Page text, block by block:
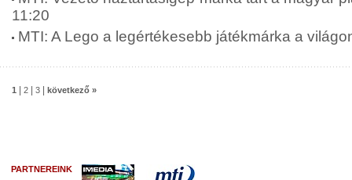
11:20
MTI: A Lego a legértékesebb játékmárka a
1 2 3 következő »
PARTNEREINK